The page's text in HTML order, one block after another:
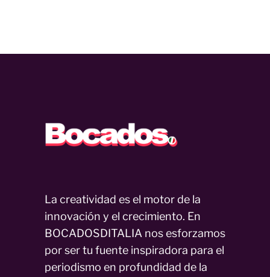
La creatividad es el motor de la
innovación y el crecimiento. En
BOCADOSDITALIA nos esforzamos
por ser tu fuente inspiradora para el
periodismo en profundidad de la